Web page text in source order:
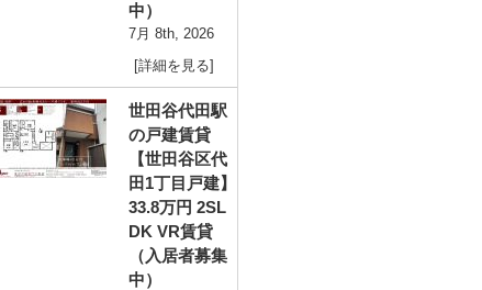
中）
7月 8th, 2026
[詳細を見る]
世田谷代田駅
の戸建賃貸
【世田谷区代
田1丁目戸建】
33.8万円 2SL
DK VR賃貸
（入居者募集
中）